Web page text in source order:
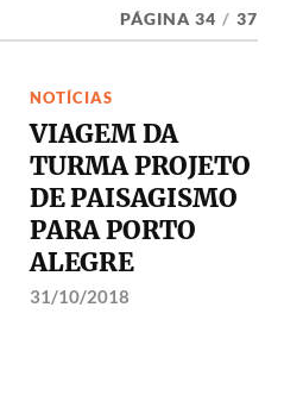
PÁGINA 34 / 37
NOTÍCIAS
VIAGEM DA
TURMA PROJETO
DE PAISAGISMO
PARA PORTO
ALEGRE
31/10/2018